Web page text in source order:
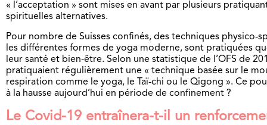
« l’acceptation » sont mises en avant par plusieurs
spirituelles alternatives.
Pour nombre de Suisses confinés, des techniques physico-
les différentes formes de yoga moderne, sont pratiquées
leur santé et bien-être. Selon une statistique de l’OFS de
pratiquaient régulièrement une « technique basée sur le
respiration comme le yoga, le Taï-chi ou le Qigong ». Ce
à la hausse aujourd’hui en période de confinement ?
Le Covid-19 entraînera-t-il un